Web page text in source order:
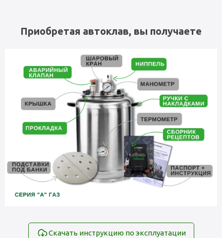
Приобретая автоклав, вы получаете
Скачать инструкцию по эксплуатации